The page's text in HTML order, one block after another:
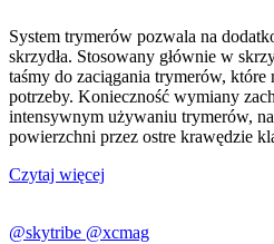
System trymerów pozwala na
skrzydła. Stosowany głównie w
taśmy do zaciągania trymerów,
potrzeby. Konieczność wymiany
intensywnym używaniu trymerów,
powierzchni przez ostre krawędzie
Czytaj więcej
@skytribe @xcmag